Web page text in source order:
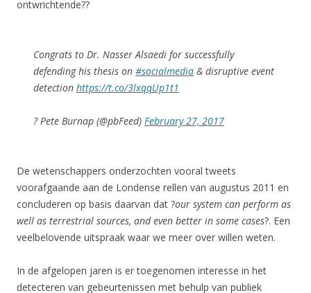
ontwrichtende??
Congrats to Dr. Nasser Alsaedi for successfully
defending his thesis on #socialmedia & disruptive event
detection https://t.co/3lxqqUp1t1
? Pete Burnap (@pbFeed) February 27, 2017
De wetenschappers onderzochten vooral tweets
voorafgaande aan de Londense rellen van augustus 2011 en
concluderen op basis daarvan dat ?our system can perform as
well as terrestrial sources, and even better in some cases?. Een
veelbelovende uitspraak waar we meer over willen weten.
In de afgelopen jaren is er toegenomen interesse in het
detecteren van gebeurtenissen met behulp van publiek